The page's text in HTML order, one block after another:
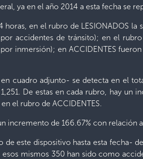
ya en el año 2014 a esta fecha se
en el rubro de LESIONADOS
accidentes de tránsito); en el
inmersión); en ACCIDENTES
cuadro adjunto- se detecta en el
De estas en cada rubro, hay
el rubro de ACCIDENTES.
incremento de 166.67% con
este dispositivo hasta esta fecha-
mismos 350 han sido como